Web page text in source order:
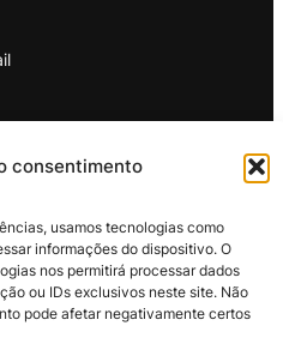
consentimento
usamos tecnologias como
informações do dispositivo. O
nos permitirá processar dados
ou IDs exclusivos neste site. Não
pode afetar negativamente certos